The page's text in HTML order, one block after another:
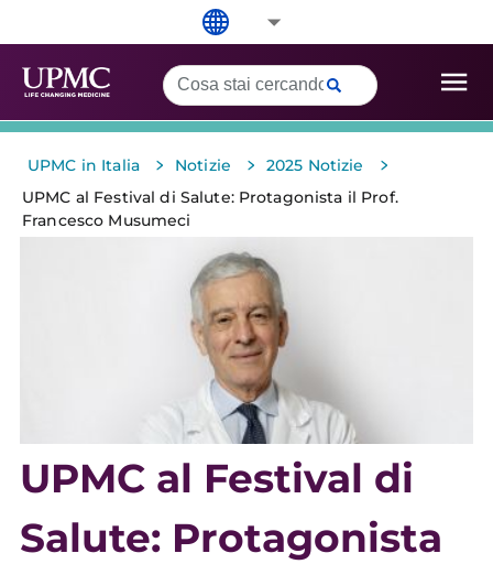
UPMC in Italia > Notizie > 2025 Notizie >
UPMC al Festival di Salute: Protagonista il Prof.
Francesco Musumeci
UPMC al Festival di
Salute: Protagonista